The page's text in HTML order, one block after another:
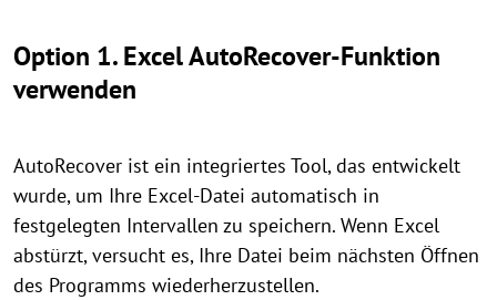
Option 1. Excel AutoRecover-Funktion
verwenden
AutoRecover ist ein integriertes Tool, das entwickelt
wurde, um Ihre Excel-Datei automatisch in
festgelegten Intervallen zu speichern. Wenn Excel
abstürzt, versucht es, Ihre Datei beim nächsten Öffnen
des Programms wiederherzustellen.